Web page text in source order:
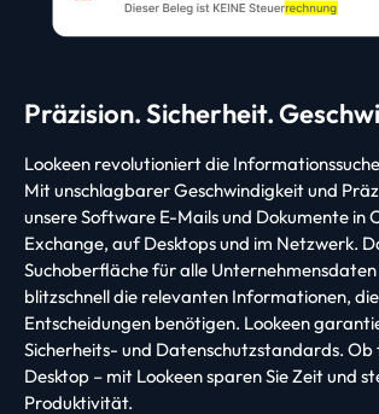
Präzision. Sicherheit.
Lookeen revolutioniert die
Mit unschlagbarer Geschwindigkeit und
unsere Software E-Mails und Dokumente in
Exchange, auf Desktops und im Netzwerk.
Suchoberfläche für alle Unternehmensdaten
blitzschnell die relevanten Informationen,
Entscheidungen benötigen. Lookeen
Sicherheits- und Datenschutzstandards.
Desktop – mit Lookeen sparen Sie Zeit und
Produktivität.